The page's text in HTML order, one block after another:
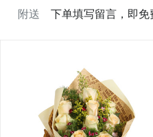
附送
下单填写留言，即免